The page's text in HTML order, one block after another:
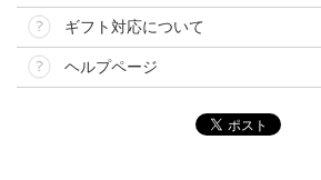
ギフト対応について
ヘルプページ